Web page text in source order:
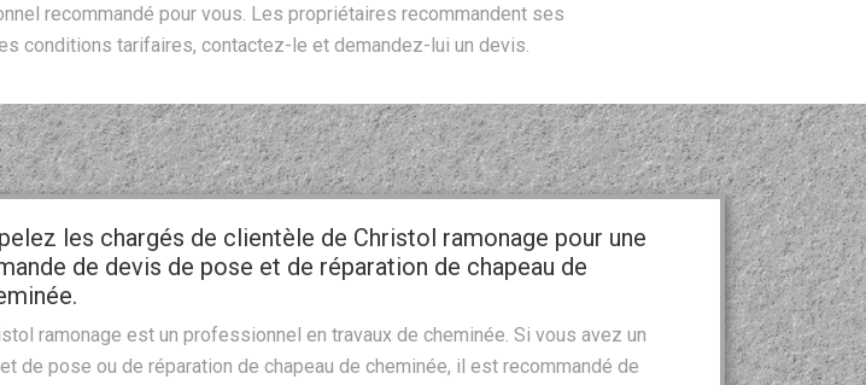
recommandé pour vous. Les propriétaires recommandent ses
conditions tarifaires, contactez-le et demandez-lui un devis.
les chargés de clientèle de Christol ramonage pour une
de devis de pose et de réparation de chapeau de
ramonage est un professionnel en travaux de cheminée. Si vous avez un
de pose ou de réparation de chapeau de cheminée, il est recommandé de